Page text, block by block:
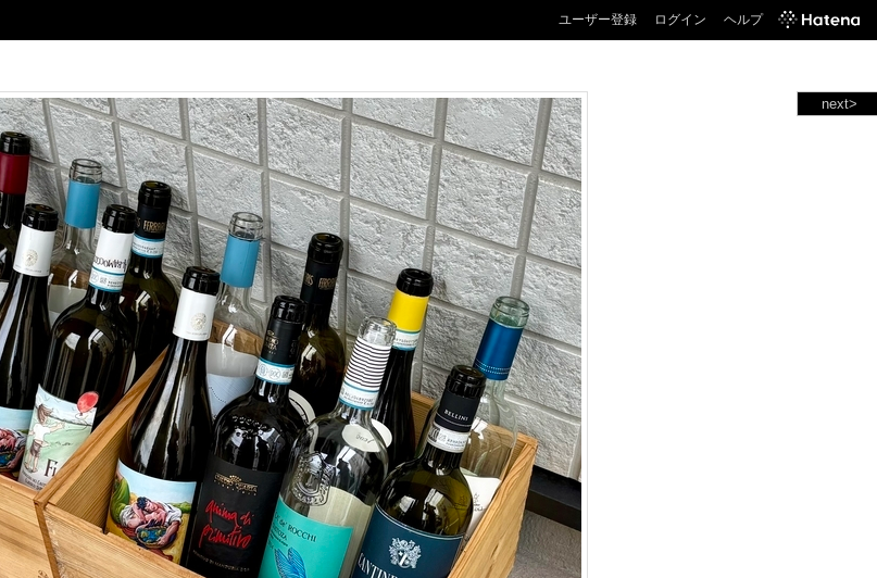
ユーザー登録 ログイン ヘルプ
next>